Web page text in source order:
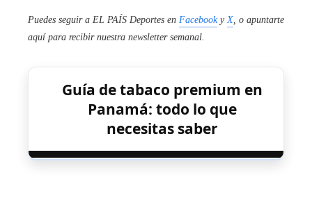
Puedes seguir a EL PAÍS Deportes en Facebooky X , o apuntarte
aquí para recibir nuestra newsletter semanal
Guía de tabaco premium en
Panamá: todo lo que
necesitas saber